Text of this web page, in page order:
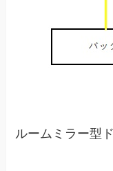
ルームミラー型